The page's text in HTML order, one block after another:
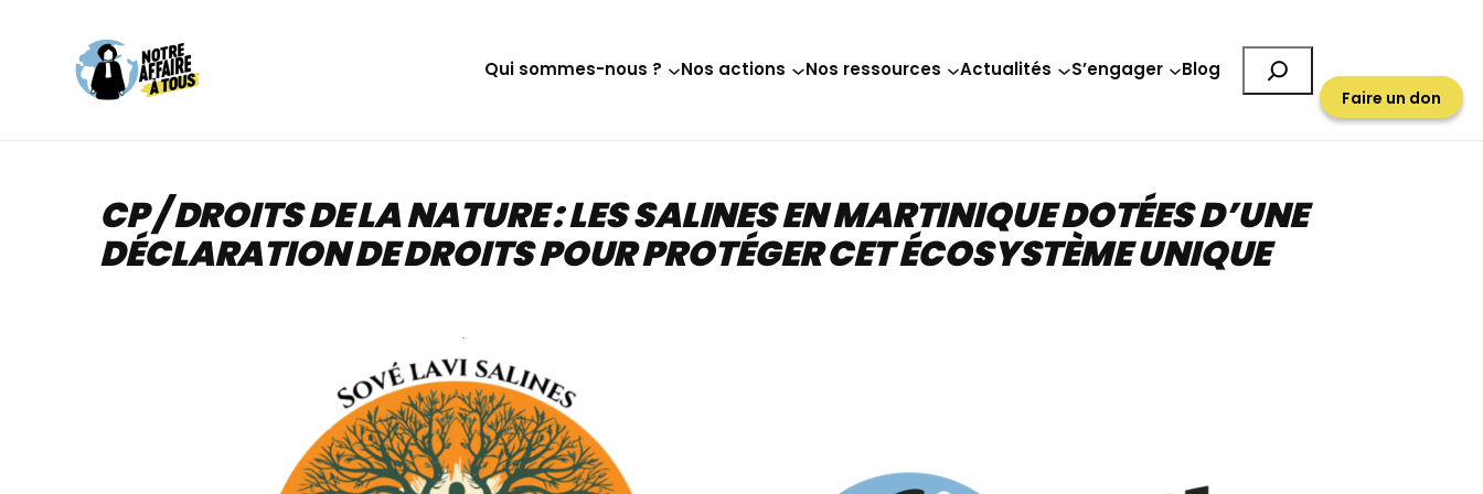
contenu
Qui sommes-nous ? Nos actions Nos ressources Actualités S’engager Blog
Faire un don
CP / DROITS DE LA NATURE : LES SALINES EN MARTINIQUE DOTÉES D’UNE
DÉCLARATION DE DROITS POUR PROTÉGER CET ÉCOSYSTÈME UNIQUE